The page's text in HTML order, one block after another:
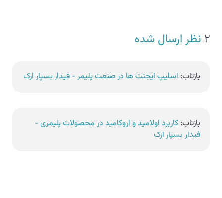
2 نظر ارسال شده
بازتاب: اسلیپ ایجنت ها در صنعت پلیمر - فیدار بسپار ارک
بازتاب: کاربرد اولامید و اروکامید در محصولات پلیمری -
فیدار بسپار ارک